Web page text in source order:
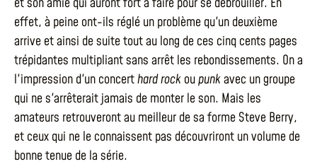
effet, à peine ont-ils réglé un problème qu'un deuxième
arrive et ainsi de suite tout au long de ces cinq cents pages
trépidantes multipliant sans arrêt les rebondissements. On a
l'impression d'un concerthard rock oupunkavec un groupe
qui ne s'arrêterait jamais de monter le son. Mais les
amateurs retrouveront au meilleur de sa forme Steve Berry,
et ceux qui ne le connaissent pas découvriront un volume de
bonne tenue de la série.